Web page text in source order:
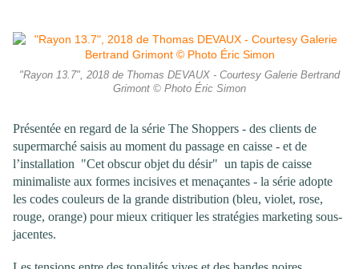
"Rayon 13.7", 2018 de Thomas DEVAUX - Courtesy Galerie Bertrand
Grimont © Photo Éric Simon
Présentée en regard de la série The Shoppers - des clients de
supermarché saisis au moment du passage en caisse - et de
l’installation "Cet obscur objet du désir" un tapis de caisse
minimaliste aux formes incisives et menaçantes - la série adopte
les codes couleurs de la grande distribution (bleu, violet, rose,
rouge, orange) pour mieux critiquer les stratégies marketing sous-
jacentes.